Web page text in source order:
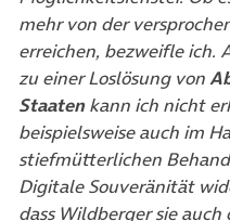
mehr von der
erreichen, bezweifle ich.
zu einer Loslösung von
Staatenkann ich nicht
beispielsweise auch im
stiefmütterlichen
Digitale Souveränität
dass Wildberger sie